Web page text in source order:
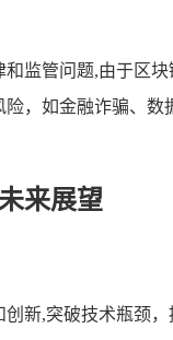
监管问题,由于区
，如金融诈骗、
来展望
新,突破技术瓶颈